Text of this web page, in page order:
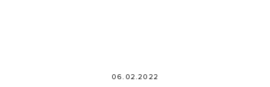
06.02.2022